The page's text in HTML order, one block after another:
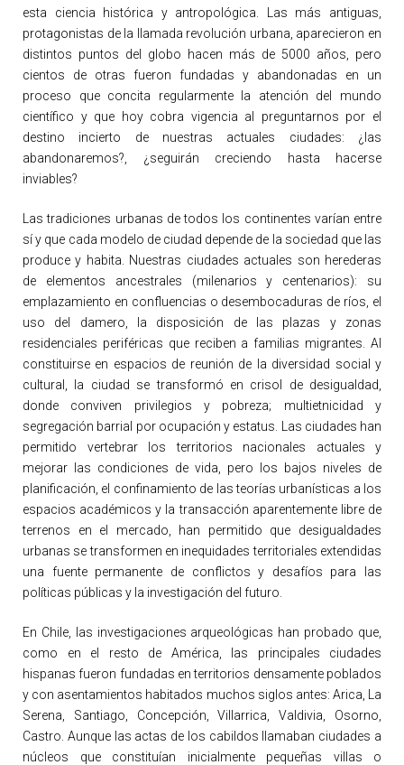
esta ciencia histórica y antropológica. Las más antiguas,
protagonistas de la llamada revolución urbana, aparecieron en
distintos puntos del globo hacen más de 5000 años, pero
cientos de otras fueron fundadas y abandonadas en un
proceso que concita regularmente la atención del mundo
científico y que hoy cobra vigencia al preguntarnos por el
destino incierto de nuestras actuales ciudades: ¿las
abandonaremos?, ¿seguirán creciendo hasta hacerse
inviables?
Las tradiciones urbanas de todos los continentes varían entre
sí y que cada modelo de ciudad depende de la sociedad que las
produce y habita. Nuestras ciudades actuales son herederas
de elementos ancestrales (milenarios y centenarios): su
emplazamiento en confluencias o desembocaduras de ríos, el
uso del damero, la disposición de las plazas y zonas
residenciales periféricas que reciben a familias migrantes. Al
constituirse en espacios de reunión de la diversidad social y
cultural, la ciudad se transformó en crisol de desigualdad,
donde conviven privilegios y pobreza; multietnicidad y
segregación barrial por ocupación y estatus. Las ciudades han
permitido vertebrar los territorios nacionales actuales y
mejorar las condiciones de vida, pero los bajos niveles de
planificación, el confinamiento de las teorías urbanísticas a los
espacios académicos y la transacción aparentemente libre de
terrenos en el mercado, han permitido que desigualdades
urbanas se transformen en inequidades territoriales extendidas
una fuente permanente de conflictos y desafíos para las
políticas públicas y la investigación del futuro.
En Chile, las investigaciones arqueológicas han probado que,
como en el resto de América, las principales ciudades
hispanas fueron fundadas en territorios densamente poblados
y con asentamientos habitados muchos siglos antes: Arica, La
Serena, Santiago, Concepción, Villarrica, Valdivia, Osorno,
Castro. Aunque las actas de los cabildos llamaban ciudades a
núcleos que constituían inicialmente pequeñas villas o